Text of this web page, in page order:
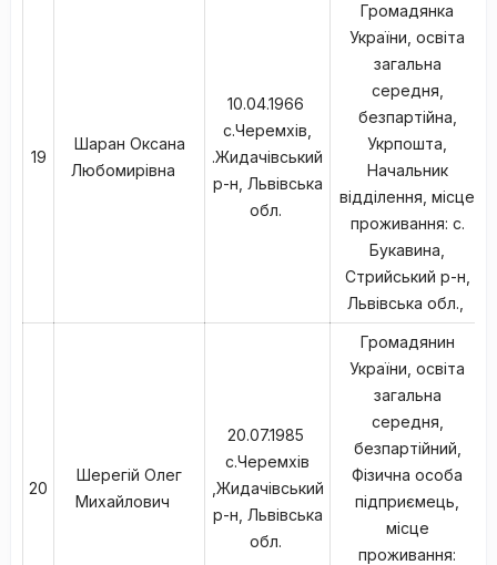
19
Шаран Оксана
Любомирівна
10.04.1966
с.Черемхів,
.Жидачівський
р-н, Львівська
обл.
Громадянка
України, освіта
загальна
середня,
безпартійна,
Укрпошта,
Начальник
відділення, місце
проживання: с.
Букавина,
Стрийський р-н,
Львівська обл.,
20
Шерегій Олег
Михайлович
20.07.1985
с.Черемхів
,Жидачівський
р-н, Львівська
обл.
Громадянин
України, освіта
загальна
середня,
безпартійний,
Фізична особа
підприємець,
місце
проживання: